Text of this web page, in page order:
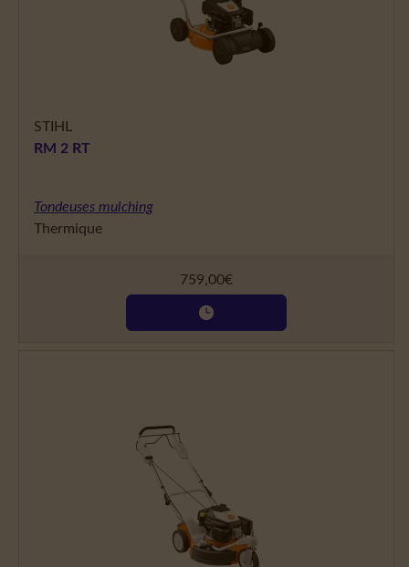
STIHL
RM 2 RT
Tondeuses mulching
Thermique
759,00€